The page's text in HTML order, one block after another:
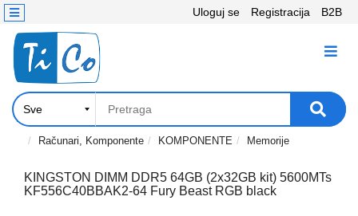
Uloguj se Registracija B2B
KATEGORIJE
Računari,
Komponente
Laptop
tablet
Kontakt
Računari, Komponente KOMPONENTE Memorije
KINGSTON DIMM DDR5 64GB (2x32GB kit) 5600MTs
KF556C40BBAK2-64 Fury Beast RGB black